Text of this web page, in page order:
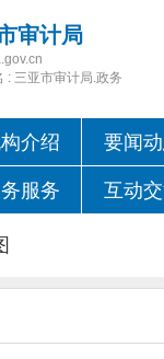
审计局
: 三亚市审计局.政务
介绍 要闻
服务 互动